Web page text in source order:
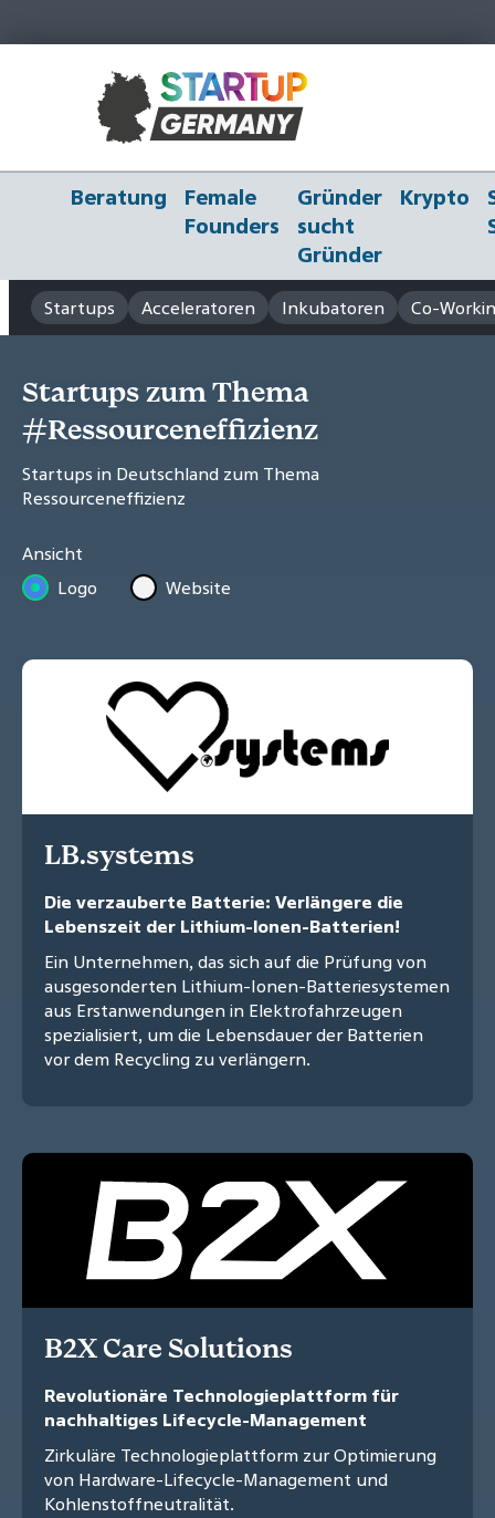
Beratung
Female
Founders
Gründer
sucht
Gründer
Krypto
Startups Acceleratoren Inkubatoren Co-
Startups zum Thema
#Ressourceneffizienz
Startups in Deutschland zum Thema
Ressourceneffizienz
Ansicht
Logo
Website
LB.systems
Die verzauberte Batterie: Verlängere die
Lebenszeit der Lithium-Ionen-Batterien!
Ein Unternehmen, das sich auf die Prüfung von
ausgesonderten Lithium-Ionen-Batteriesystemen
aus Erstanwendungen in Elektrofahrzeugen
spezialisiert, um die Lebensdauer der Batterien
vor dem Recycling zu verlängern.
B2X Care Solutions
Revolutionäre Technologieplattform für
nachhaltiges Lifecycle-Management
Zirkuläre Technologieplattform zur Optimierung
von Hardware-Lifecycle-Management und
Kohlenstoffneutralität.